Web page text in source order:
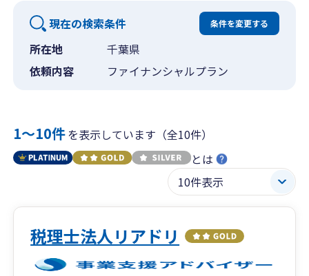
現在の検索条件 条件を変更する
所在地
千葉県
依頼内容
ファイナンシャルプラン
1〜10件を表示しています（全10件）
とは
税理士法人リアドリ